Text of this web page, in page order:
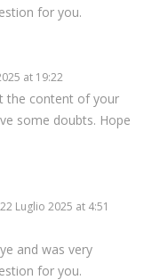
for you.
at 19:22
the content of your
some doubts. Hope
Luglio 2025 at 4:51
and was very
for you.